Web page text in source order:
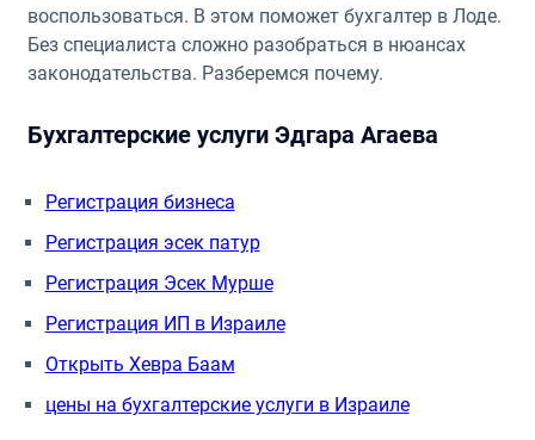
воспользоваться. В этом поможет бухгалтер в Лоде.
Без специалиста сложно разобраться в нюансах
законодательства. Разберемся почему.
Бухгалтерские услуги Эдгара Агаева
Регистрация бизнеса
Регистрация эсек патур
Регистрация Эсек Мурше
Регистрация ИП в Израиле
Открыть Хевра Баам
цены на бухгалтерские услуги в Израиле